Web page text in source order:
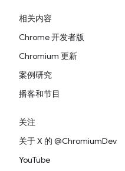
相关内容
Chrome 开发者版
Chromium 更新
案例研究
播客和节目
关注
关于 X 的 @ChromiumDev
YouTube